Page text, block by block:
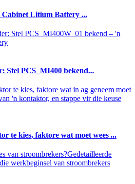
Cabinet Litium Battery ...
Stel PCS_MI400 bekend...
te kies, faktore wat moet wees ...